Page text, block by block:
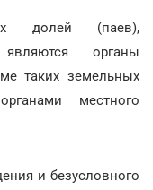
долей (паев),
органы
таких земельных
местного
и безусловного